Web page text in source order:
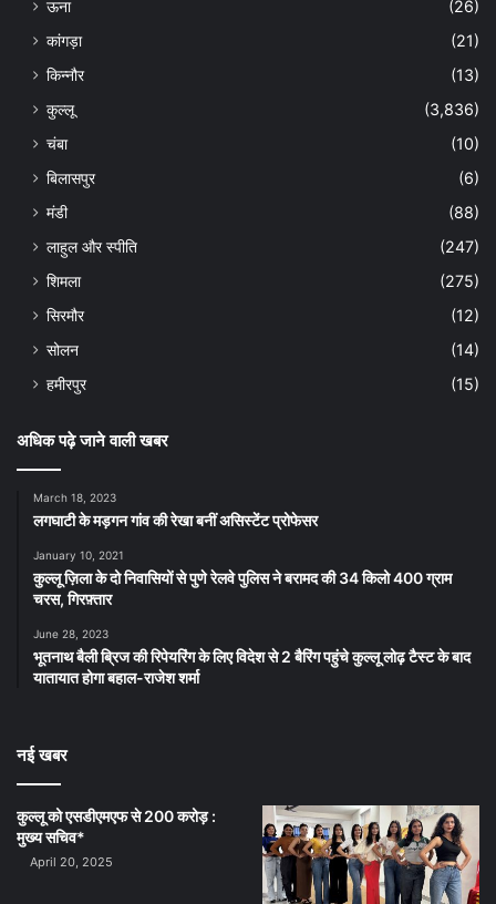
ऊना
(26)
कांगड़ा
(21)
किन्नौर
(13)
कुल्लू
(3,836)
चंबा
(10)
बिलासपुर
(6)
मंडी
(88)
लाहुल और स्पीति
(247)
शिमला
(275)
सिरमौर
(12)
सोलन
(14)
हमीरपुर
(15)
अधिक पढ़े जाने वाली खबर
March 18, 2023
लगघाटी के मड़गन गांव की रेखा बनीं असिस्टेंट प्रोफेसर
January 10, 2021
कुल्लू ज़िला के दो निवासियों से पुणे रेलवे पुलिस ने बरामद की 34 किलो 400 ग्राम
चरस, गिरफ़्तार
June 28, 2023
भूतनाथ बैली ब्रिज की रिपेयरिंग के लिए विदेश से 2 बैरिंग पहुंचे कुल्लू लोढ़ टैस्ट के बाद
यातायात होगा बहाल-राजेश शर्मा
नई खबर
कुल्लू को एसडीएमएफ से 200 करोड़ :
मुख्य सचिव*
April 20, 2025